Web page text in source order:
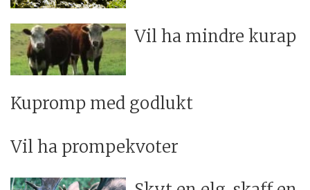
Vil ha mindre kurap
Kupromp med godlukt
Vil ha prompekvoter